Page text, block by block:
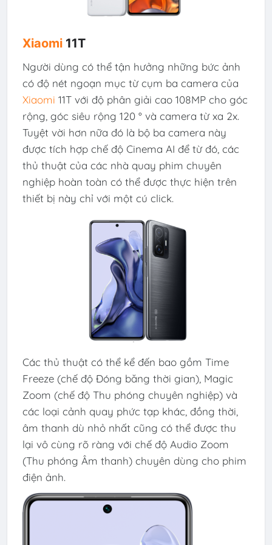
Xiaomi11T
Người dùng có thể tận hưởng những bức ảnh
có độ nét ngoạn mục từ cụm ba camera của
Xiaomi 11T với độ phân giải cao 108MP cho góc
rộng, góc siêu rộng 120 ° và camera từ xa 2x.
Tuyệt vời hơn nữa đó là bộ ba camera này
được tích hợp chế độ Cinema AI để từ đó, các
thủ thuật của các nhà quay phim chuyên
nghiệp hoàn toàn có thể được thực hiện trên
thiết bị này chỉ với một cú click.
Các thủ thuật có thể kể đến bao gồm Time
Freeze (chế độ Đóng băng thời gian), Magic
Zoom (chế độ Thu phóng chuyên nghiệp) và
các loại cảnh quay phức tạp khác, đồng thời,
âm thanh dù nhỏ nhất cũng có thể được thu
lại vô cùng rõ ràng với chế độ Audio Zoom
(Thu phóng Âm thanh) chuyên dùng cho phim
điện ảnh.